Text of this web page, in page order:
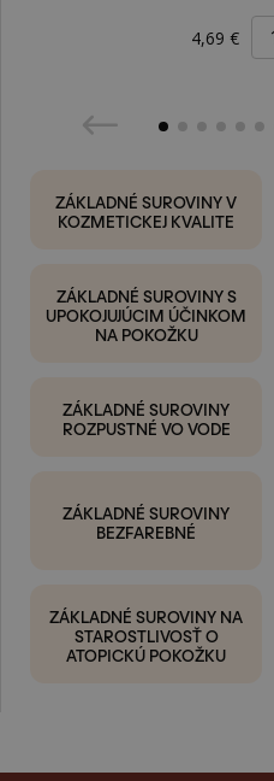
4,69 €
ZÁKLADNÉ SUROVINY V
KOZMETICKEJ KVALITE
ZÁKLADNÉ SUROVINY S
UPOKOJUJÚCIM ÚČINKOM
NA POKOŽKU
ZÁKLADNÉ SUROVINY
ROZPUSTNÉ VO VODE
ZÁKLADNÉ SUROVINY
BEZFAREBNÉ
ZÁKLADNÉ SUROVINY NA
STAROSTLIVOSŤ O
ATOPICKÚ POKOŽKU